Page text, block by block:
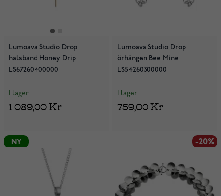
Lumoava Studio Drop
halsband Honey Drip
LS67260400000
I lager
1 089,00 Kr
Lumoava Studio Drop
örhängen Bee Mine
LS54260300000
I lager
759,00 Kr
NY -20%